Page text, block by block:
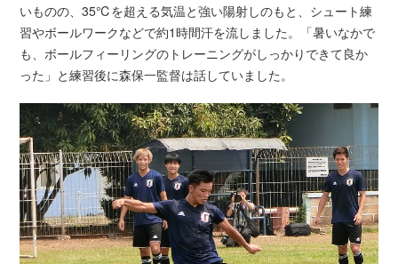
いものの、35℃を超える気温と強い陽射しのもと、シュート練
習やボールワークなどで約1時間汗を流しました。「暑いなかで
も、ボールフィーリングのトレーニングがしっかりできて良か
った」と練習後に森保一監督は話していました。